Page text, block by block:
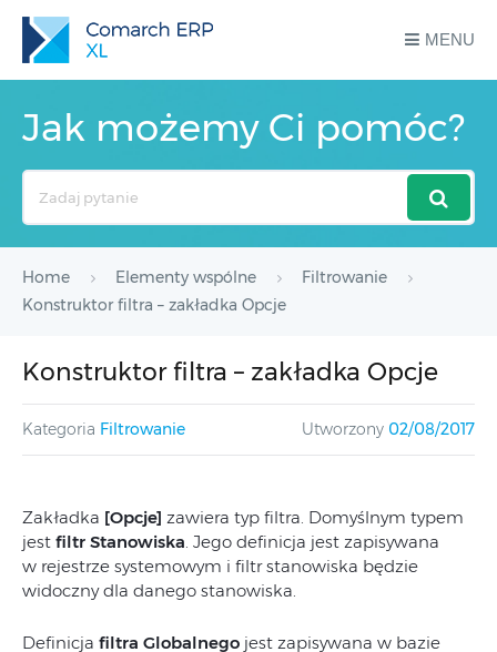
MENU
Jak możemy Ci pomóc?
Home Elementy wspólne
Filtrowanie
Konstruktor filtra – zakładka Opcje
Konstruktor filtra – zakładka Opcje
Kategoria Filtrowanie Utworzony 02/08/2017
Zakładka [Opcje] zawiera typ filtra. Domyślnym typem
jest filtr Stanowiska. Jego definicja jest zapisywana
w rejestrze systemowym i filtr stanowiska będzie
widoczny dla danego stanowiska.
Definicja filtra Globalnego jest zapisywana w bazie